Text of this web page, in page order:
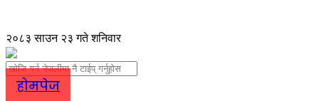
२०८३ साउन २३ गते शनिवार
होमपेज